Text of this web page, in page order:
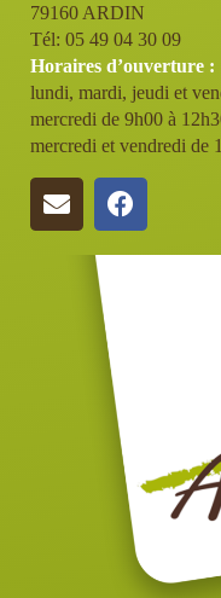
79160 ARDIN
Tél: 05 49 04 30 09
Horaires d’ouverture :
lundi, mardi, jeudi et
mercredi de 9h00 à
mercredi et vendredi de